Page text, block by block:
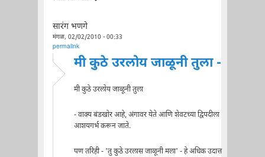
सारंग भणगे
मंगळ, 02/02/2010 - 00:33
permalink
मी कुठे उरलोय जाळूनी तुला -
मी कुठे उरलोय जाळूनी तुला
- वाक्य बंडखोर आहे, अंगावर येते आणि शेवटच्या द्विपदीला
आशयगर्भ करून जाते.
पण तरिही - 'तु कुठे उरलास जाळूनी मला' - हे अधिक उदात्त